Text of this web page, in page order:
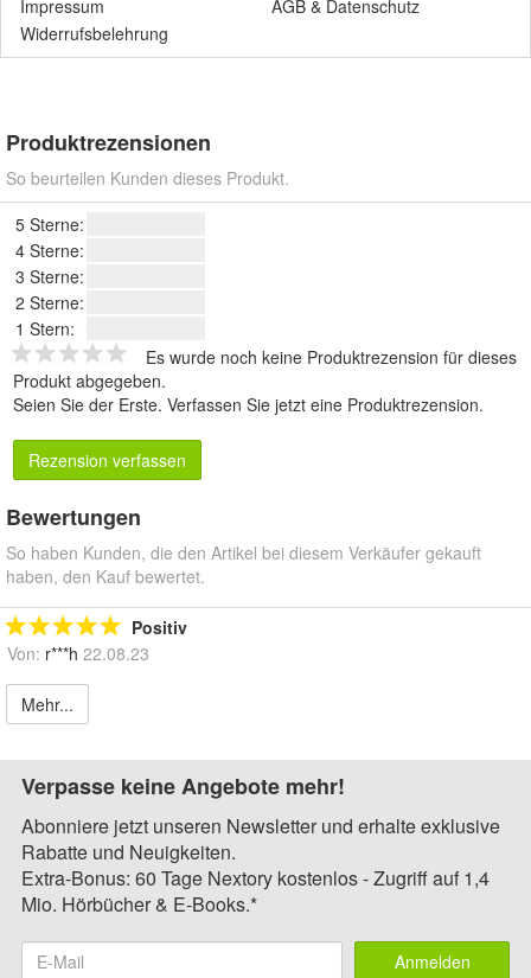
Impressum
AGB & Datenschutz
Widerrufsbelehrung
Produktrezensionen
So beurteilen Kunden dieses Produkt.
5 Sterne:
4 Sterne:
3 Sterne:
2 Sterne:
1 Stern:
Es wurde noch keine Produktrezension für dieses
Produkt abgegeben.
Seien Sie der Erste. Verfassen Sie jetzt eine Produktrezension.
Rezension verfassen
Bewertungen
So haben Kunden, die den Artikel bei diesem Verkäufer gekauft
haben, den Kauf bewertet.
Positiv
Von: r***h 22.08.23
Mehr...
Verpasse keine Angebote mehr!
Abonniere jetzt unseren Newsletter und erhalte exklusive
Rabatte und Neuigkeiten.
Extra-Bonus: 60 Tage Nextory kostenlos - Zugriff auf 1,4
Mio. Hörbücher & E-Books.*
Anmelden